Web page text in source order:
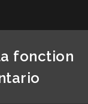
fonction